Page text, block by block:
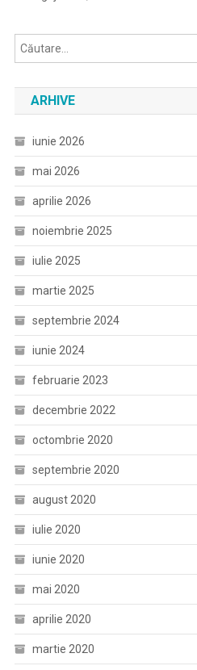
ARHIVE
iunie 2026
mai 2026
aprilie 2026
noiembrie 2025
iulie 2025
martie 2025
septembrie 2024
iunie 2024
februarie 2023
decembrie 2022
octombrie 2020
septembrie 2020
august 2020
iulie 2020
iunie 2020
mai 2020
aprilie 2020
martie 2020